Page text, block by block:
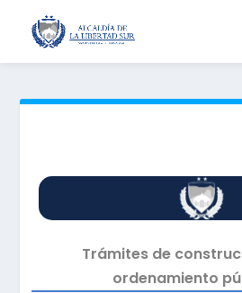
Trámites de
ordenamiento